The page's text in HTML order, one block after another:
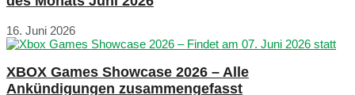
16. Juni 2026
XBOX Games Showcase 2026 – Alle
Ankündigungen zusammengefasst